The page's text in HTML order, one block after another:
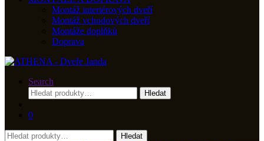
Montáž interiérových dveří
Montáž vchodových dveří
Montáže doplňků
Doprava
Search
Hledat:
Hledat
0
Hledat:
Hledat